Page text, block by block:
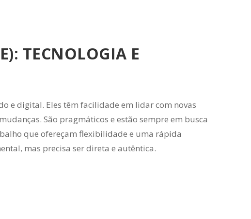
TECNOLOGIA E
e digital. Eles têm facilidade em lidar com novas
São pragmáticos e estão sempre em busca
que ofereçam flexibilidade e uma rápida
mas precisa ser direta e autêntica.